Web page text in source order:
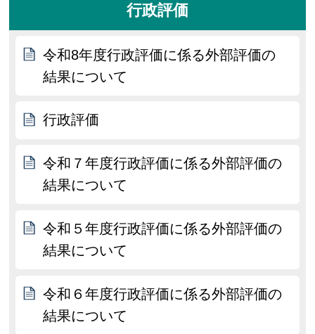
行政評価
令和8年度行政評価に係る外部評価の
結果について
行政評価
令和７年度行政評価に係る外部評価の
結果について
令和５年度行政評価に係る外部評価の
結果について
令和６年度行政評価に係る外部評価の
結果について